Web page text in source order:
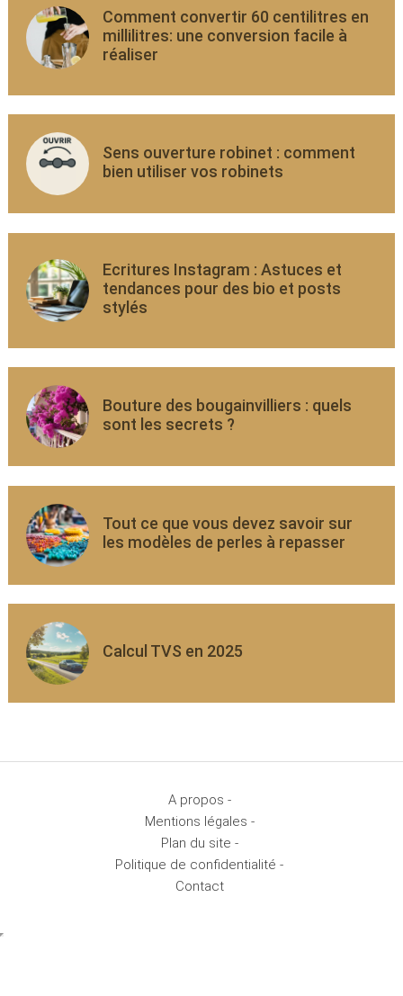
Comment convertir 60 centilitres en
millilitres: une conversion facile à
réaliser
Sens ouverture robinet : comment
bien utiliser vos robinets
Ecritures Instagram : Astuces et
tendances pour des bio et posts
stylés
Bouture des bougainvilliers : quels
sont les secrets ?
Tout ce que vous devez savoir sur
les modèles de perles à repasser
Calcul TVS en 2025
A propos -
Mentions légales -
Plan du site -
Politique de confidentialité -
Contact